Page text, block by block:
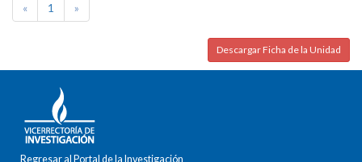
« 1 »
Descargar Ficha de la Unidad
Regresar al Portal de la Investigación